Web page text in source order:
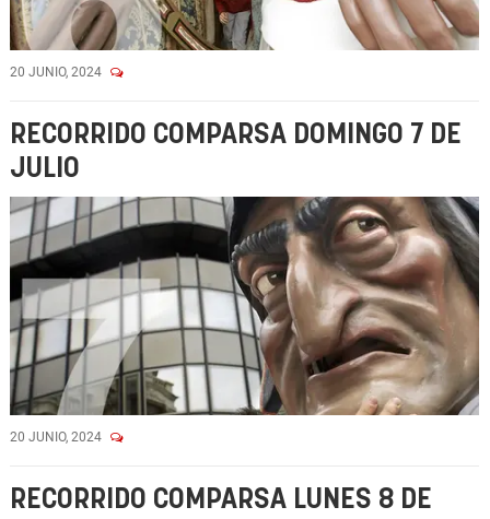
20 JUNIO, 2024
RECORRIDO COMPARSA DOMINGO 7 DE
JULIO
20 JUNIO, 2024
RECORRIDO COMPARSA LUNES 8 DE